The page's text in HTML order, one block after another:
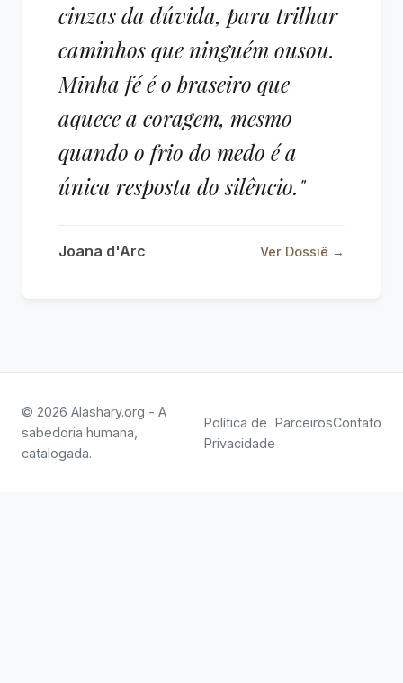
cinzas da dúvida, para trilhar
caminhos que ninguém ousou.
Minha fé é o braseiro que
aquece a coragem, mesmo
quando o frio do medo é a
única resposta do silêncio."
Joana d'Arc Ver Dossiê →
© 2026 Alashary.org - A
sabedoria humana,
catalogada.
Política de
Privacidade
ParceirosContato